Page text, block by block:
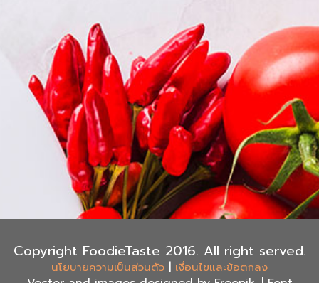
Copyright FoodieTaste 2016. All right served.
นโยบายความเป็นส่วนตัว | เงื่อนไขและข้อตกลง